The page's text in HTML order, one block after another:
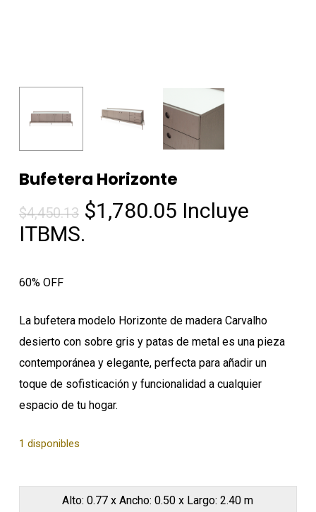
Bufetera Horizonte
$4,450.13 El
$1,780.05ElIncluye
ITBMS.
60% OFF
La bufetera modelo Horizonte de madera Carvalho
desierto con sobre gris y patas de metal es una pieza
contemporánea y elegante, perfecta para añadir un
toque de sofisticación y funcionalidad a cualquier
espacio de tu hogar.
1 disponibles
Alto: 0.77 x Ancho: 0.50 x Largo: 2.40 m